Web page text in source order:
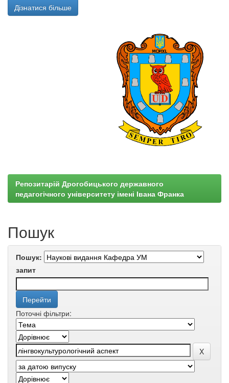
Дізнатися більше
Репозитарій Дрогобицького державного
педагогічного університету імені Івана Франка
Пошук
Пошук:
запит
Поточні фільтри: